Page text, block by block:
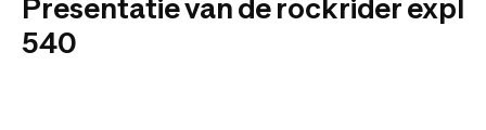
Presentatie van de rockrider expl
540